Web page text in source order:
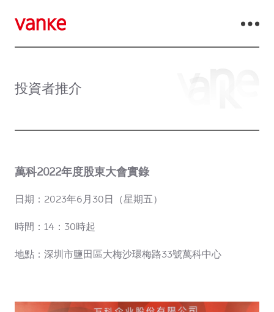
投資者推介
萬科2022年度股東大會實錄
日期：2023年6月30日（星期五）
時間：14：30時起
地點：深圳市鹽田區大梅沙環梅路33號萬科中心